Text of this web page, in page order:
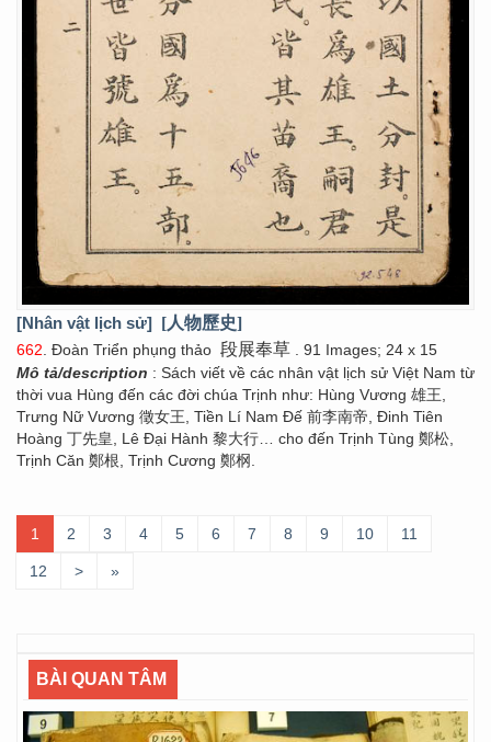
[Nhân vật lịch sử] [人物歷史]
662 . Đoàn Triển phụng thảo 段展奉草 . 91 Images; 24 x 15
Mô tả/description : Sách viết về các nhân vật lịch sử Việt Nam từ
thời vua Hùng đến các đời chúa Trịnh như: Hùng Vương 雄王,
Trưng Nữ Vương 徵女王, Tiền Lí Nam Đế 前李南帝, Đinh Tiên
Hoàng 丁先皇, Lê Đại Hành 黎大行… cho đến Trịnh Tùng 鄭松,
Trịnh Căn 鄭根, Trịnh Cương 鄭㭎.
1 2 3 4 5 6 7 8 9 10 11
12 > »
BÀI QUAN TÂM